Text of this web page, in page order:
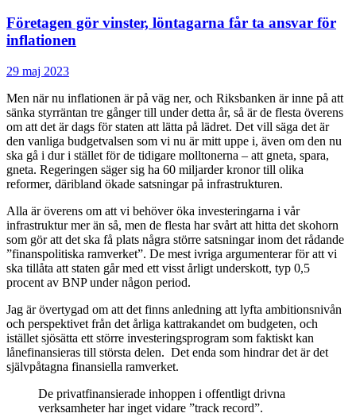
Företagen gör vinster, löntagarna får ta ansvar för
inflationen
29 maj 2023
Men när nu inflationen är på väg ner, och Riksbanken är inne på att
sänka styrräntan tre gånger till under detta år, så är de flesta överens
om att det är dags för staten att lätta på lädret. Det vill säga det är
den vanliga budgetvalsen som vi nu är mitt uppe i, även om den nu
ska gå i dur i stället för de tidigare molltonerna – att gneta, spara,
gneta. Regeringen säger sig ha 60 miljarder kronor till olika
reformer, däribland ökade satsningar på infrastrukturen.
Alla är överens om att vi behöver öka investeringarna i vår
infrastruktur mer än så, men de flesta har svårt att hitta det skohorn
som gör att det ska få plats några större satsningar inom det rådande
”finanspolitiska ramverket”. De mest ivriga argumenterar för att vi
ska tillåta att staten går med ett visst årligt underskott, typ 0,5
procent av BNP under någon period.
Jag är övertygad om att det finns anledning att lyfta ambitionsnivån
och perspektivet från det årliga kattrakandet om budgeten, och
istället sjösätta ett större investeringsprogram som faktiskt kan
lånefinansieras till största delen. Det enda som hindrar det är det
självpåtagna finansiella ramverket.
De privatfinansierade inhoppen i offentligt drivna
verksamheter har inget vidare ”track record”.